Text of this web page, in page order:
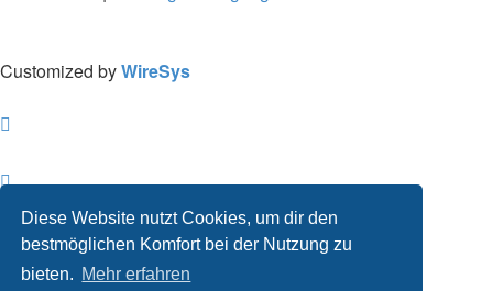
Diese Website nutzt Cookies, um dir den
bestmöglichen Komfort bei der Nutzung zu
bieten. Mehr erfahren
Customized byWireSys